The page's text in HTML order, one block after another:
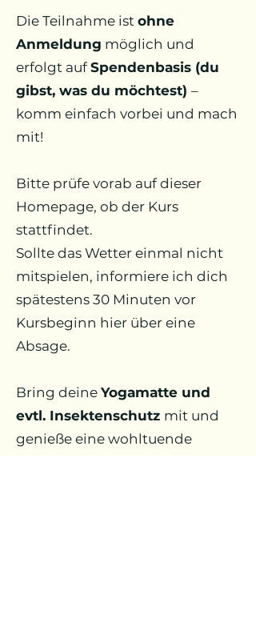
Die Teilnahme ist ohne
Anmeldung möglich und
erfolgt aufSpendenbasis (du
gibst, was du möchtest) –
komm einfach vorbei und mach
mit!
Bitte prüfe vorab auf dieser
Homepage, ob der Kurs
stattfindet.
Sollte das Wetter einmal nicht
mitspielen, informiere ich dich
spätestens 30 Minuten vor
Kursbeginn hier über eine
Absage.
Bring deine Yogamatte und
evtl. Insektenschutz mit und
genieße eine wohltuende